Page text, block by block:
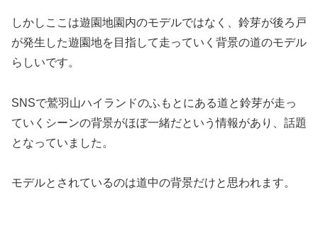
しかしここは遊園地園内のモデルではなく、鈴芽が後ろ戸
が発生した遊園地を目指して走っていく背景の道のモデル
らしいです。
SNSで鷲羽山ハイランドのふもとにある道と鈴芽が走っ
ていくシーンの背景がほぼ一緒だという情報があり、話題
となっていました 。
モデルとされているのは道中の背景だけと思われます。